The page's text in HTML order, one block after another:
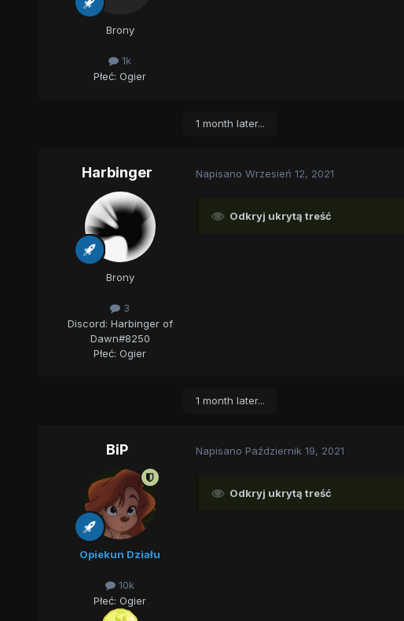
Brony
1k
Płeć: Ogier
1 month later...
Harbinger
Brony
3
Discord: Harbinger of
Dawn#8250
Płeć: Ogier
Napisano Wrzesień 12, 2021
Odkryj ukrytą treść
1 month later...
BiP
Opiekun Działu
10k
Płeć: Ogier
Napisano Październik 19, 2021
Odkryj ukrytą treść